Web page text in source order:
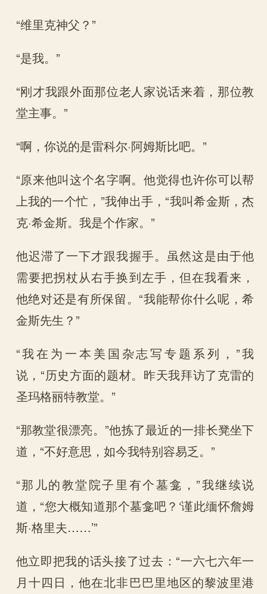
“维里克神父？”
“是我。”
“刚才我跟外面那位老人家说话来着，那位教
堂主事。”
“啊，你说的是雷科尔·阿姆斯比吧。”
“原来他叫这个名字啊。他觉得也许你可以帮
上我的一个忙，”我伸出手，“我叫希金斯，杰
克·希金斯。我是个作家。”
他迟滞了一下才跟我握手。虽然这是由于他
需要把拐杖从右手换到左手，但在我看来，
他绝对还是有所保留。“我能帮你什么呢，希
金斯先生？”
“我在为一本美国杂志写专题系列，”我
说，“历史方面的题材。昨天我拜访了克雷的
圣玛格丽特教堂。”
“那教堂很漂亮。”他拣了最近的一排长凳坐下
道，“不好意思，如今我特别容易乏。”
“那儿的教堂院子里有个墓龛，”我继续说
道，“您大概知道那个墓龛吧？‘谨此缅怀詹姆
斯·格里夫……’”
他立即把我的话头接了过去：“一六七六年一
月十四日，他在北非巴巴里地区的黎波里港